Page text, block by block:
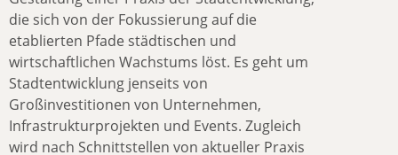
die sich von der Fokussierung auf die
etablierten Pfade städtischen und
wirtschaftlichen Wachstums löst. Es geht um
Stadtentwicklung jenseits von
Großinvestitionen von Unternehmen,
Infrastrukturprojekten und Events. Zugleich
wird nach Schnittstellen von aktueller Praxis